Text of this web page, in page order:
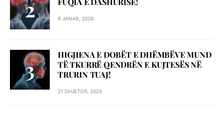
8 JANAR, 2026
HIGJIENA E DOBËT E DHËMBËVE MUND
TË TKURRË QENDRËN E KUJTESËS NË
TRURIN TUAJ!
21 DHJETOR, 2025